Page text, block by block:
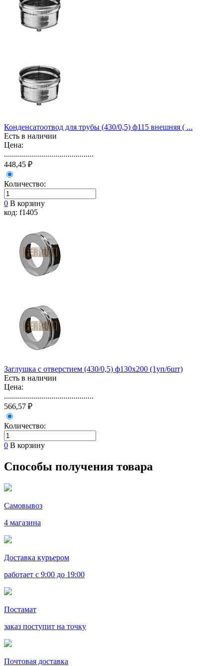
Конденсатоотвод для трубы (430/0,5) ф115 внешняя ( ...
Есть в наличии
Цена:
.............................................
448,45 ₽
Количество:
0 В корзину
код: f1405
Заглушка с отверстием (430/0,5) ф130х200 (1уп/6шт)
Есть в наличии
Цена:
.............................................
566,57 ₽
Количество:
0 В корзину
Способы получения товара
Самовывоз
4 магазина
Доставка курьером
работает с 9:00 до 19:00
Постамат
заказ поступит на точку
Почтовая доставка